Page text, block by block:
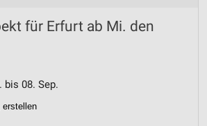
für Erfurt ab Mi. den
bis 08. Sep.
erstellen